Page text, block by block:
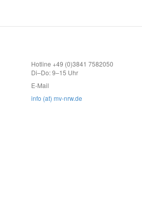
Hotline +49 (0)3841 7582050
Di–Do: 9–15 Uhr
E-Mail
info (at) mv-nrw.de